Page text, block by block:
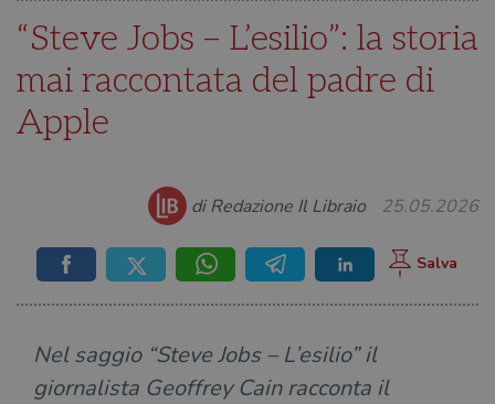
“Steve Jobs – L’esilio”: la storia
mai raccontata del padre di
Apple
di Redazione Il Libraio 25.05.2026
Nel saggio “Steve Jobs – L’esilio” il
giornalista Geoffrey Cain racconta il